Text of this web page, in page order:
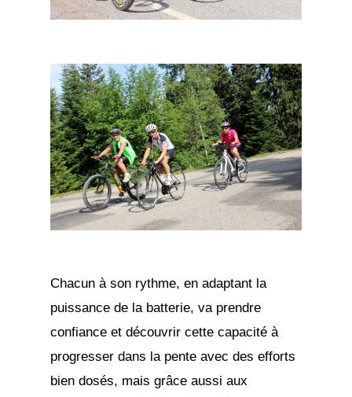
Chacun à son rythme, en adaptant la
puissance de la batterie, va prendre
confiance et découvrir cette capacité à
progresser dans la pente avec des efforts
bien dosés, mais grâce aussi aux